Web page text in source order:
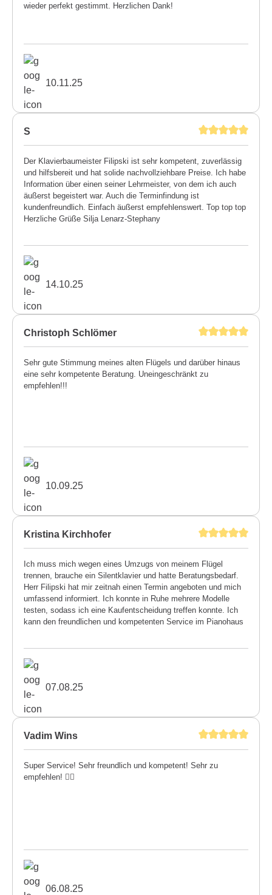
wieder perfekt gestimmt. Herzlichen Dank!
10.11.25
S
Der Klavierbaumeister Filipski ist sehr kompetent, zuverlässig
und hilfsbereit und hat solide nachvollziehbare Preise. Ich habe
Information über einen seiner Lehrmeister, von dem ich auch
äußerst begeistert war. Auch die Terminfindung ist
kundenfreundlich. Einfach äußerst empfehlenswert. Top top top
Herzliche Grüße Silja Lenarz-Stephany
14.10.25
Christoph Schlömer
Sehr gute Stimmung meines alten Flügels und darüber hinaus
eine sehr kompetente Beratung. Uneingeschränkt zu
empfehlen!!!
10.09.25
Kristina Kirchhofer
Ich muss mich wegen eines Umzugs von meinem Flügel
trennen, brauche ein Silentklavier und hatte Beratungsbedarf.
Herr Filipski hat mir zeitnah einen Termin angeboten und mich
umfassend informiert. Ich konnte in Ruhe mehrere Modelle
testen, sodass ich eine Kaufentscheidung treffen konnte. Ich
kann den freundlichen und kompetenten Service im Pianohaus
07.08.25
Vadim Wins
Super Service! Sehr freundlich und kompetent! Sehr zu
empfehlen! 👍🏼
06.08.25